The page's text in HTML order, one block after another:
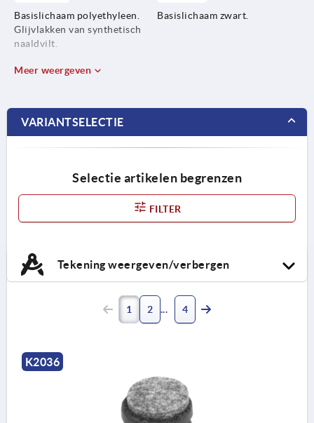
Basislichaam polyethyleen.
Glijvlakken van synthetisch
naaldvilt.
Basislichaam zwart.
Meer weergeven
VARIANTSELECTIE
Selectie artikelen begrenzen
FILTER
Tekening weergeven/verbergen
1 2 4
K2036